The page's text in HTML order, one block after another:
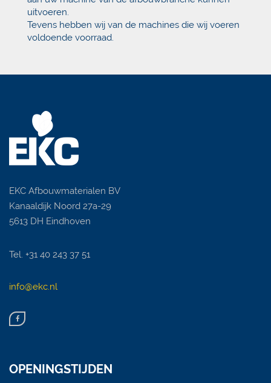
uitvoeren.
Tevens hebben wij van de machines die wij voeren
voldoende voorraad.
EKC Afbouwmaterialen BV
Kanaaldijk Noord 27a-29
5613 DH Eindhoven
Tel. +31 40 243 37 51
info@ekc.nl
OPENINGSTIJDEN